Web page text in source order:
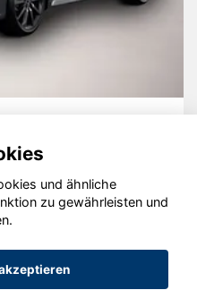
2020 - 2026
und ähnliche
zu gewährleisten und